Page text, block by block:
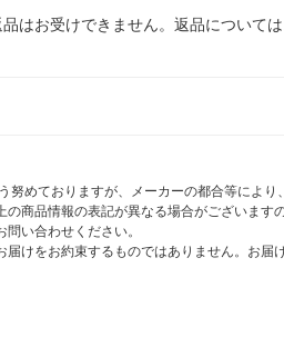
はお受けできません。返品について
めておりますが、メーカーの都合等によ
商品情報の表記が異なる場合がございま
い合わせください。
けをお約束するものではありません。お